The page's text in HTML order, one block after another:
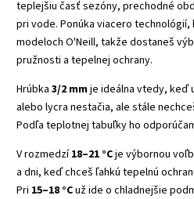
teplejšiu časť sezóny, prechodné
pri vode. Ponúka viacero
modeloch O'Neill, takže dostaneš
pružnosti a tepelnej ochrany.
Hrúbka 3/2 mmje ideálna vtedy, keď
alebo lycra nestačia, ale stále
Podľa teplotnej tabuľky ho
V rozmedzí18–21 °Cje výbornou
a dni, keď chceš ľahkú tepelnú
Pri 15–18 °Cuž ide o chladnejšie